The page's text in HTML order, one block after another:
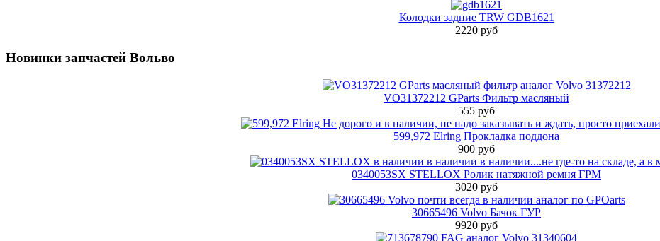
Колодки задние TRW GDB1621
2220 руб
Новинки запчастей Вольво
VO31372212 GParts Фильтр масляный
555 руб
599,972 Elring Прокладка поддона
900 руб
0340053SX STELLOX Ролик натяжной ремня ГРМ
3020 руб
30665496 Volvo Бачок ГУР
9920 руб